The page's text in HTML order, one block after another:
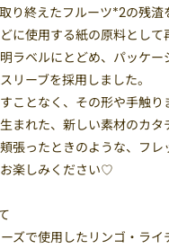
り終えたフルーツ*2の残
に使用する紙の原料として
ラベルにとどめ、パッケー
リーブを採用しました。
ことなく、その形や手触
まれた、新しい素材のカタ
張ったときのような、フレ
楽しみください♡
ズで使用したリンゴ・ライ